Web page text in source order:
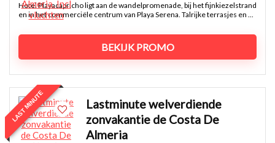
Hotel Playacapricho ligt aan de wandelpromenade, bij het fijnkiezelstrand
en in het commerciële centrum van Playa Serena. Talrijke terrasjes en ...
BEKIJK PROMO
LAST MINUTE
Lastminute welverdiende
zonvakantie de Costa De
Almeria